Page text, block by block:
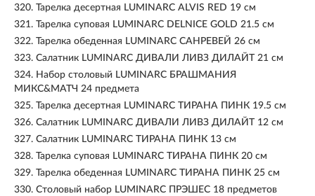
320. Тарелка десертная LUMINARC ALVIS RED 19 см
321. Тарелка суповая LUMINARC DELNICE GOLD 21.5 см
322. Тарелка обеденная LUMINARC САНРЕВЕЙ 26 см
323. Салатник LUMINARC ДИВАЛИ ЛИВЗ ДИЛАЙТ 21 см
324. Набор столовый LUMINARC БРАШМАНИЯ
МИКС&МАТЧ 24 предмета
325. Тарелка десертная LUMINARC ТИРАНА ПИНК 19.5 см
326. Салатник LUMINARC ДИВАЛИ ЛИВЗ ДИЛАЙТ 12 см
327. Салатник LUMINARC ТИРАНА ПИНК 13 см
328. Тарелка суповая LUMINARC ТИРАНА ПИНК 20 см
329. Тарелка обеденная LUMINARC ТИРАНА ПИНК 25 см
330. Столовый набор LUMINARC ПРЭШЕС 18 предметов